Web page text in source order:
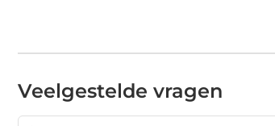
Veelgestelde vragen